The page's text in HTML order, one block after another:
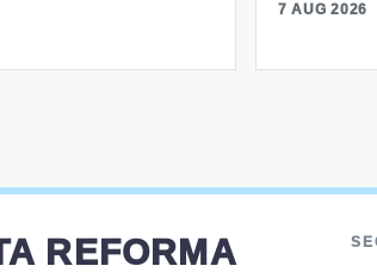
7 AUG 2026
REFORMA